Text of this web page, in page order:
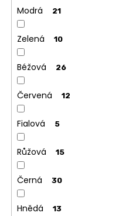
Modrá 21
Zelená 10
Béžová 26
Červená 12
Fialová 5
Růžová 15
Černá 30
Hnědá 13